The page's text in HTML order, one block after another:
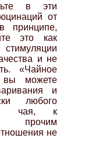
в эти
от
принципе,
это как
и не
«Чайное
вы можете
и
любого
чая, к
прочим
не